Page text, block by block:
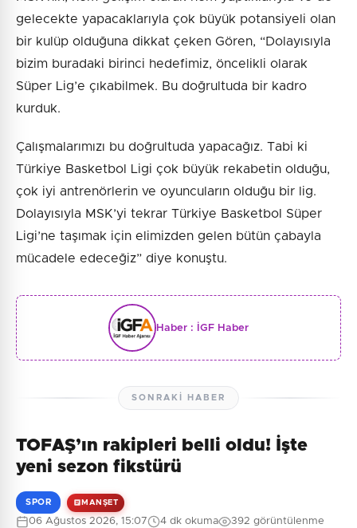
gelecekte yapacaklarıyla çok büyük potansiyeli olan
bir kulüp olduğuna dikkat çeken Gören, “Dolayısıyla
bizim buradaki birinci hedefimiz, öncelikli olarak
Süper Lig’e çıkabilmek. Bu doğrultuda bir kadro
kurduk.
Çalışmalarımızı bu doğrultuda yapacağız. Tabi ki
Türkiye Basketbol Ligi çok büyük rekabetin olduğu,
çok iyi antrenörlerin ve oyuncuların olduğu bir lig.
Dolayısıyla MSK’yi tekrar Türkiye Basketbol Süper
Ligi’ne taşımak için elimizden gelen bütün çabayla
mücadele edeceğiz” diye konuştu.
Haber : İGF Haber
SONRAKI HABER
TOFAŞ’ın rakipleri belli oldu! İşte
yeni sezon fikstürü
SPOR MANŞET
06 Ağustos 2026, 15:07 4 dk okuma 392 görüntülenme